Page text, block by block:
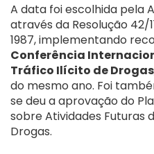
A data foi escolhida pela
através da Resolução 42/
1987, implementando
Conferência
Tráfico Ilícito de Drogas
do mesmo ano. Foi
se deu a aprovação do
sobre Atividades Futuras
Drogas.